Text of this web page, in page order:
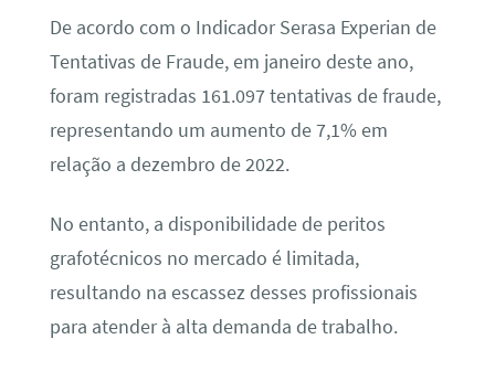
De acordo com o Indicador Serasa Experian de
Tentativas de Fraude, em janeiro deste ano,
foram registradas 161.097 tentativas de fraude,
representando um aumento de 7,1% em
relação a dezembro de 2022.
No entanto, a disponibilidade de peritos
grafotécnicos no mercado é limitada,
resultando na escassez desses profissionais
para atender à alta demanda de trabalho.